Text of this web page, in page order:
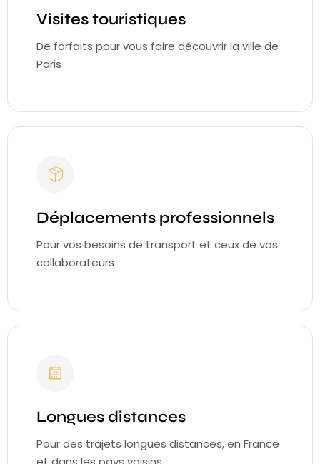
Visites touristiques
De forfaits pour vous faire découvrir la ville de
Paris
Déplacements professionnels
Pour vos besoins de transport et ceux de vos
collaborateurs
Longues distances
Pour des trajets longues distances, en France